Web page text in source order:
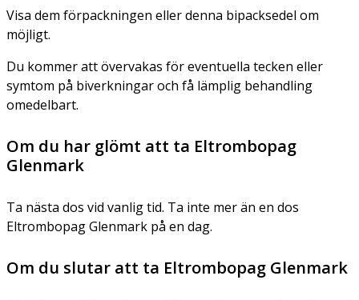
Visa dem förpackningen eller denna bipacksedel om
möjligt.
Du kommer att övervakas för eventuella tecken eller
symtom på biverkningar och få lämplig behandling
omedelbart.
Om du har glömt att ta Eltrombopag
Glenmark
Ta nästa dos vid vanlig tid. Ta inte mer än en dos
Eltrombopag Glenmark på en dag.
Om du slutar att ta Eltrombopag Glenmark